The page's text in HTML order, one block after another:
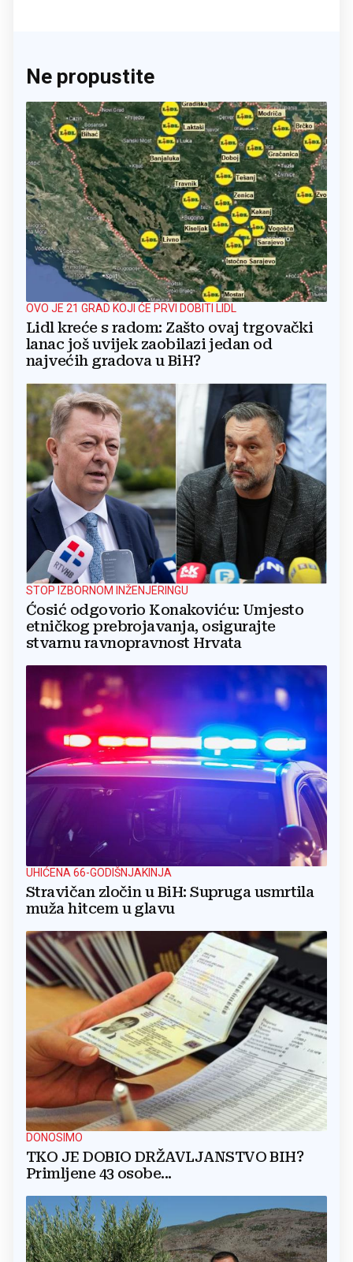
Ne propustite
OVO JE 21 GRAD KOJI ĆE PRVI DOBITI LIDL
Lidl kreće s radom: Zašto ovaj trgovački
lanac još uvijek zaobilazi jedan od
najvećih gradova u BiH?
STOP IZBORNOM INŽENJERINGU
Ćosić odgovorio Konakoviću: Umjesto
etničkog prebrojavanja, osigurajte
stvarnu ravnopravnost Hrvata
UHIĆENA 66-GODIŠNJAKINJA
Stravičan zločin u BiH: Supruga usmrtila
muža hitcem u glavu
DONOSIMO
TKO JE DOBIO DRŽAVLJANSTVO BIH?
Primljene 43 osobe...